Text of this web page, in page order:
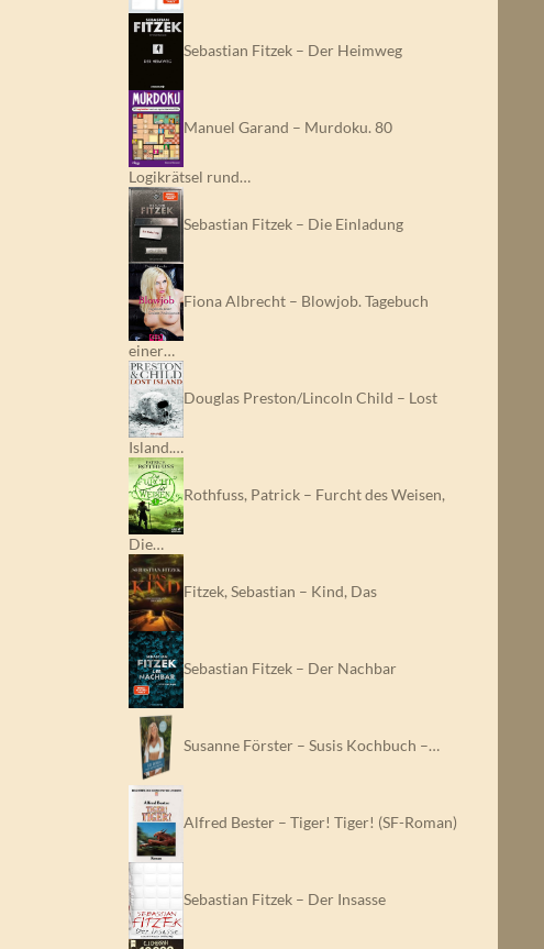
Sebastian Fitzek – Der Heimweg
Manuel Garand – Murdoku. 80
Logikrätsel rund…
Sebastian Fitzek – Die Einladung
Fiona Albrecht – Blowjob. Tagebuch
einer…
Douglas Preston/Lincoln Child – Lost
Island.…
Rothfuss, Patrick – Furcht des Weisen,
Die…
Fitzek, Sebastian – Kind, Das
Sebastian Fitzek – Der Nachbar
Susanne Förster – Susis Kochbuch –…
Alfred Bester – Tiger! Tiger! (SF-Roman)
Sebastian Fitzek – Der Insasse